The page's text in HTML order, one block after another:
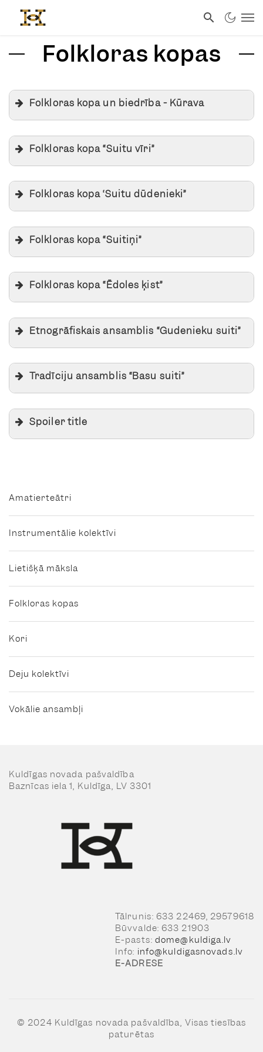
Folkloras kopas
Folkloras kopa un biedrība - Kūrava
Folkloras kopa “Suitu vīri”
Folkloras kopa ‘Suitu dūdenieki”
Folkloras kopa “Suitiņi”
Folkloras kopa “Ēdoles ķist”
Etnogrāfiskais ansamblis “Gudenieku suiti”
Tradīciju ansamblis “Basu suiti”
Spoiler title
Amatierteātri
Instrumentālie kolektīvi
Lietišķā māksla
Folkloras kopas
Kori
Deju kolektīvi
Vokālie ansambļi
Kuldīgas novada pašvaldība
Baznīcas iela 1, Kuldīga, LV 3301
Tālrunis: 633 22469, 29579618
Būvvalde: 633 21903
E-pasts: dome@kuldiga.lv
Info: info@kuldigasnovads.lv
E-ADRESE
© 2024 Kuldīgas novada pašvaldība, Visas tiesības
paturētas